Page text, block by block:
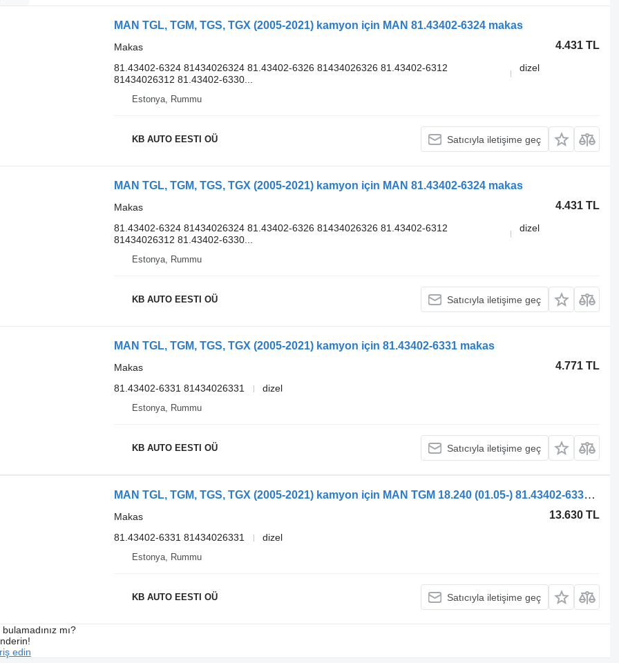
MAN TGL, TGM, TGS, TGX (2005-2021) kamyon için MAN 81.43402-6324 makas
4.431 TL
Makas
81.43402-6324 81434026324 81.43402-6326 81434026326 81.43402-6312
81434026312 81.43402-6330...
dizel
Estonya, Rummu
KB AUTO EESTI OÜ Satıcıyla iletişime geç
MAN TGL, TGM, TGS, TGX (2005-2021) kamyon için MAN 81.43402-6324 makas
4.431 TL
Makas
81.43402-6324 81434026324 81.43402-6326 81434026326 81.43402-6312
81434026312 81.43402-6330...
dizel
Estonya, Rummu
KB AUTO EESTI OÜ Satıcıyla iletişime geç
MAN TGL, TGM, TGS, TGX (2005-2021) kamyon için 81.43402-6331 makas
4.771 TL
Makas
81.43402-6331 81434026331
dizel
Estonya, Rummu
KB AUTO EESTI OÜ Satıcıyla iletişime geç
MAN TGL, TGM, TGS, TGX (2005-2021) kamyon için MAN TGM 18.240 (01.05-) 81.43402-6331 makas
13.630 TL
Makas
81.43402-6331 81434026331
dizel
Estonya, Rummu
KB AUTO EESTI OÜ Satıcıyla iletişime geç
mı?
edin